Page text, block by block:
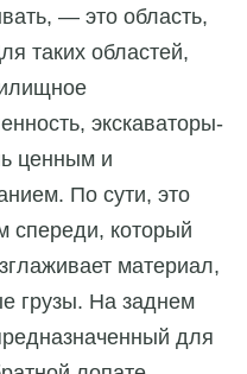
— это область,
таких областей,
экскаваторы-
ценным и
По сути, это
спереди, который
материал,
грузы. На заднем
для